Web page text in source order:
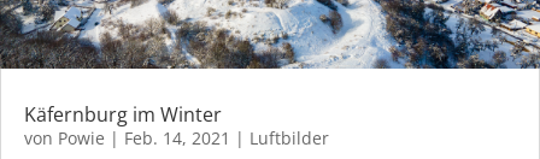
Käfernburg im Winter
von Powie | Feb. 14, 2021 | Luftbilder